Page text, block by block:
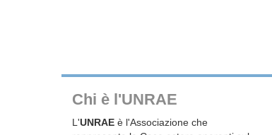
Chi è l'UNRAE
L'UNRAE è l'Associazione che